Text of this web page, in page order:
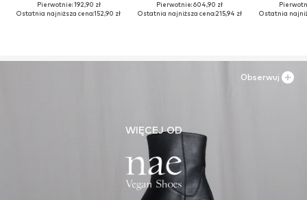
Pierwotnie: 192,90 zł
Ostatnia najniższa cena:152,90 zł
Pierwotnie: 604,90 zł
Ostatnia najniższa cena:215,94 zł
Ostatnia
WIĘCEJ OD
Obserwuj